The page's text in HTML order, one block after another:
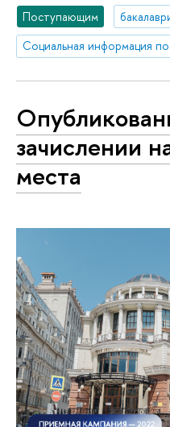
Поступающим
зачислении
места